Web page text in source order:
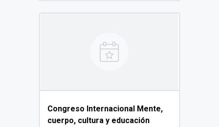
Congreso Internacional Mente,
cuerpo, cultura y educación